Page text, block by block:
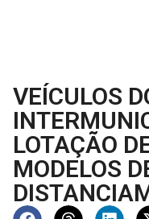
VEÍCULOS
LOTAÇÃO
MODELOS